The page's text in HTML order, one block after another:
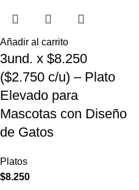
Añadir al carrito
3und. x $8.250
($2.750 c/u) – Plato
Elevado para
Mascotas con Diseño
de Gatos
Platos
$8.250